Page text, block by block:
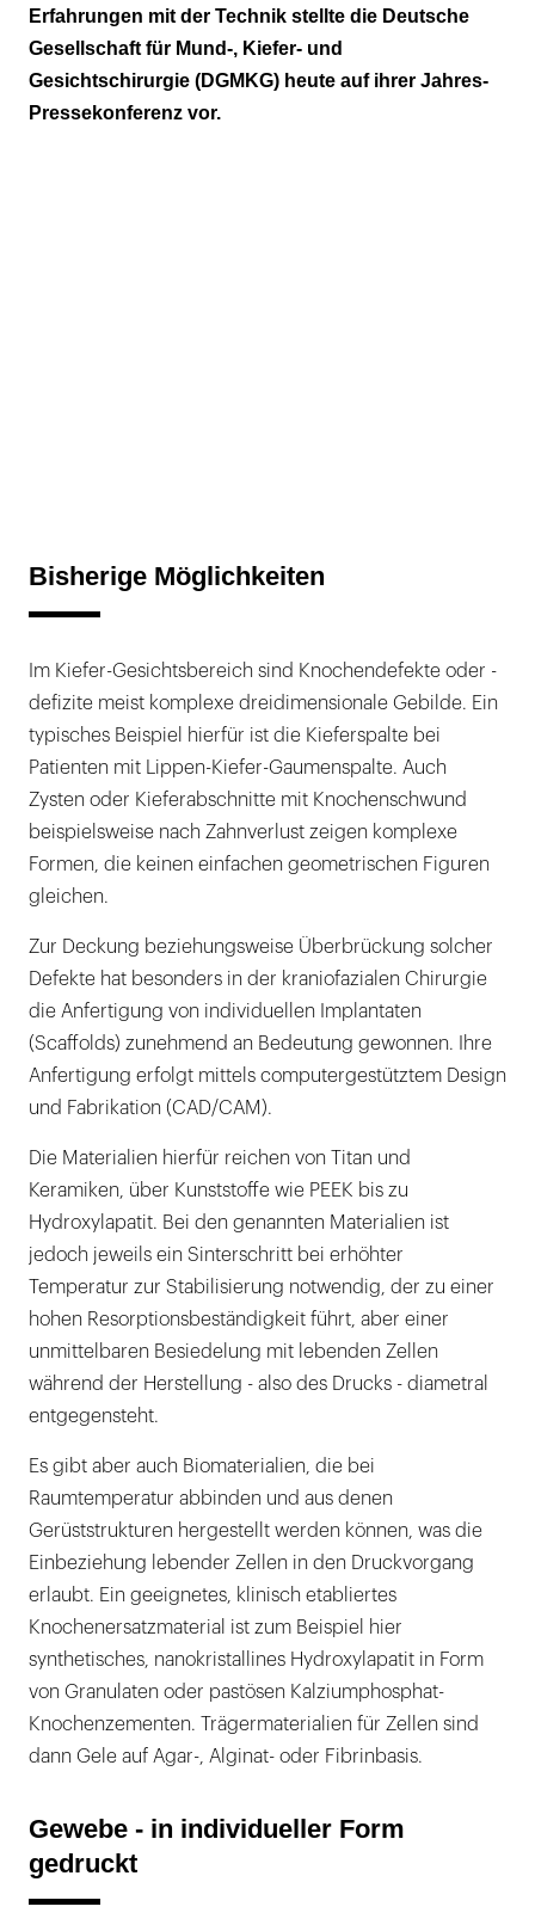
Vorteile des 3-D-Bioprintings
Erfahrungen mit der Technik stellte die Deutsche
Gesellschaft für Mund-, Kiefer- und
Gesichtschirurgie (DGMKG) heute auf ihrer Jahres-
Pressekonferenz vor.
Bisherige Möglichkeiten
Im Kiefer-Gesichtsbereich sind Knochendefekte oder -
defizite meist komplexe dreidimensionale Gebilde. Ein
typisches Beispiel hierfür ist die Kieferspalte bei
Patienten mit Lippen-Kiefer-Gaumenspalte. Auch
Zysten oder Kieferabschnitte mit Knochenschwund
beispielsweise nach Zahnverlust zeigen komplexe
Formen, die keinen einfachen geometrischen Figuren
gleichen.
Zur Deckung beziehungsweise Überbrückung solcher
Defekte hat besonders in der kraniofazialen Chirurgie
die Anfertigung von individuellen Implantaten
(Scaffolds) zunehmend an Bedeutung gewonnen. Ihre
Anfertigung erfolgt mittels computergestütztem Design
und Fabrikation (CAD/CAM).
Die Materialien hierfür reichen von Titan und
Keramiken, über Kunststoffe wie PEEK bis zu
Hydroxylapatit. Bei den genannten Materialien ist
jedoch jeweils ein Sinterschritt bei erhöhter
Temperatur zur Stabilisierung notwendig, der zu einer
hohen Resorptionsbeständigkeit führt, aber einer
unmittelbaren Besiedelung mit lebenden Zellen
während der Herstellung - also des Drucks - diametral
entgegensteht.
Es gibt aber auch Biomaterialien, die bei
Raumtemperatur abbinden und aus denen
Gerüststrukturen hergestellt werden können, was die
Einbeziehung lebender Zellen in den Druckvorgang
erlaubt. Ein geeignetes, klinisch etabliertes
Knochenersatzmaterial ist zum Beispiel hier
synthetisches, nanokristallines Hydroxylapatit in Form
von Granulaten oder pastösen Kalziumphosphat-
Knochenzementen. Trägermaterialien für Zellen sind
dann Gele auf Agar-, Alginat- oder Fibrinbasis.
Gewebe - in individueller Form
gedruckt